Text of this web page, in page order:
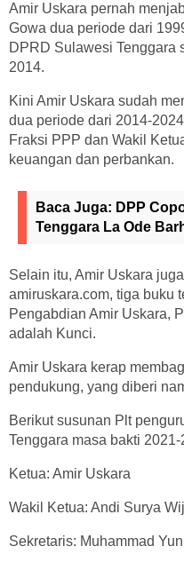
Amir Uskara pernah
Gowa dua periode dari
DPRD Sulawesi Tenggara
2014.
Kini Amir Uskara sudah
dua periode dari 2014-
Fraksi PPP dan Wakil
keuangan dan perbankan.
Baca Juga: DPP
Tenggara La Ode
Selain itu, Amir Uskara
amiruskara.com, tiga buku
Pengabdian Amir Uskara,
adalah Kunci.
Amir Uskara kerap
pendukung, yang diberi
Berikut susunan Plt
Tenggara masa bakti 2021-
Ketua: Amir Uskara
Wakil Ketua: Andi Surya
Sekretaris: Muhammad